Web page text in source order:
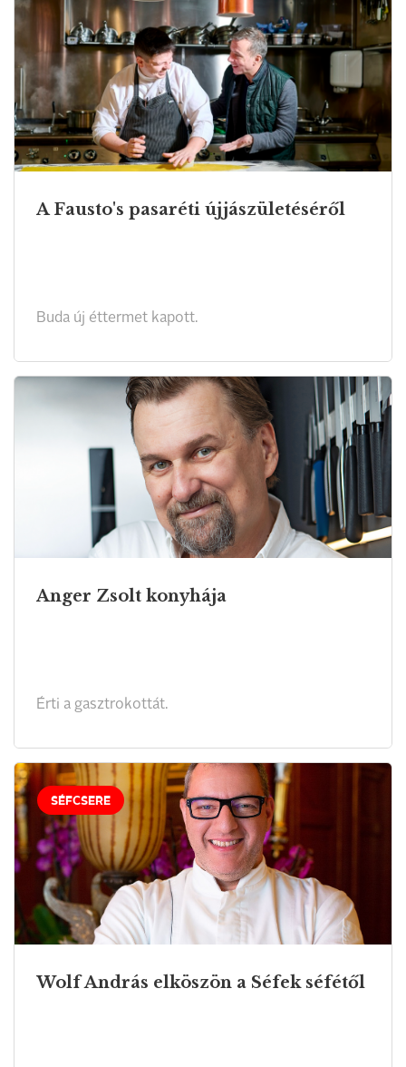
A Fausto's pasaréti újjászületéséről
Buda új éttermet kapott.
Anger Zsolt konyhája
Érti a gasztrokottát.
SÉFCSERE
Wolf András elköszön a Séfek séfétől